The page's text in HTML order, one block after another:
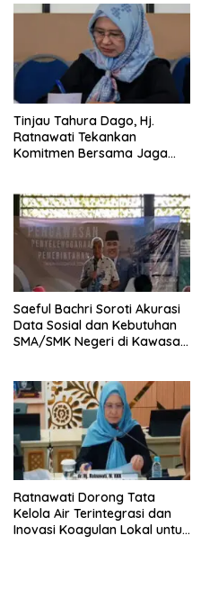
Tinjau Tahura Dago, Hj.
Ratnawati Tekankan
Komitmen Bersama Jaga
Saeful Bachri Soroti Akurasi
Data Sosial dan Kebutuhan
SMA/SMK Negeri di Kawasan
Ratnawati Dorong Tata
Kelola Air Terintegrasi dan
Inovasi Koagulan Lokal untuk